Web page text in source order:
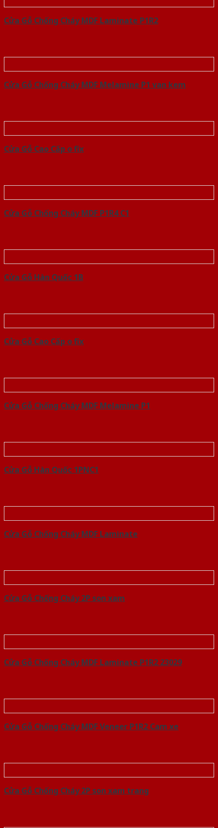
Cửa Gỗ Chống Cháy MDF Laminate P1R2
Cửa Gỗ Chống Cháy MDF Melamine P1 van kem
Cửa Gỗ Cao Cấp o fix
Cửa Gỗ Chống Cháy MDF P1R4 C1
Cửa Gỗ Hàn Quốc 1B
Cửa Gỗ Cao Cấp o fix
Cửa Gỗ Chống Cháy MDF Melamine P1
Cửa Gỗ Hàn Quốc 1PNC1
Cửa Gỗ Chống Cháy MDF Laminate
Cửa Gỗ Chống Cháy 2P son xam
Cửa Gỗ Chống Cháy MDF Laminate P1R2 23029
Cửa Gỗ Chống Cháy MDF Veneer P1R2 Cam xe
Cửa Gỗ Chống Cháy 2P son xam trang